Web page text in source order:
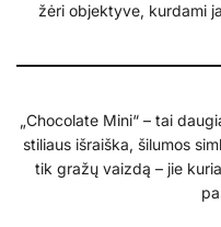
žėri objektyve, kurdami
„Chocolate Mini“ – tai
stiliaus išraiška, šilumos
tik gražų vaizdą – jie